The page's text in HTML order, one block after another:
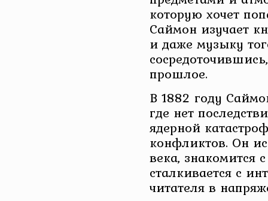
которую хочет
Саймон изучает
и даже музыку
прошлое.
В 1882 году
где нет
ядерной
конфликтов. Он
века, знакомится
сталкивается с
читателя в